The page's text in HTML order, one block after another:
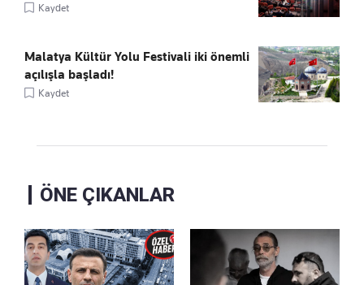
Kaydet
Malatya Kültür Yolu Festivali iki önemli
açılışla başladı!
Kaydet
ÖNE ÇIKANLAR